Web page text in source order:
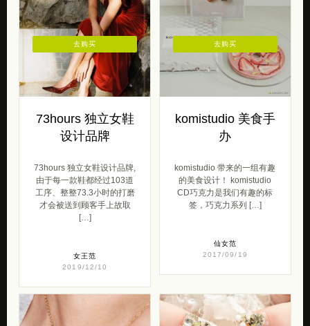
73hours 独立女鞋
设计品牌
73hours 独立女鞋设计品牌,
由于每一款鞋都经过103道
工序、整整73.3小时的打磨
才会被送到顾客手上故取
[…]
女王范
2019/12/10
去购买
komistudio 美食手
办
komistudio 带来的一组有趣
的美食设计！ komistudio
CD巧克力是我们有趣的标
签，巧克力系列 […]
仙女范
2017/09/19
去购买